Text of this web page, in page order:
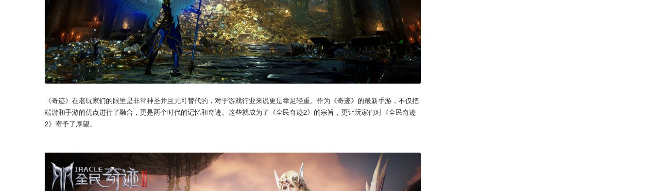
《奇迹》在老玩家们的眼里是非常神圣并且无可替代的，对于游戏行业来说更是举足轻重。作为《奇迹》的最新手游，不仅把
端游和手游的优点进行了融合，更是两个时代的记忆和奇迹。这些就成为了《全民奇迹2》的宗旨，更让玩家们对《全民奇迹
2》寄予了厚望。